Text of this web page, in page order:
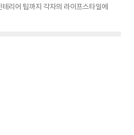
리어 팁까지 각자의 라이프스타일에